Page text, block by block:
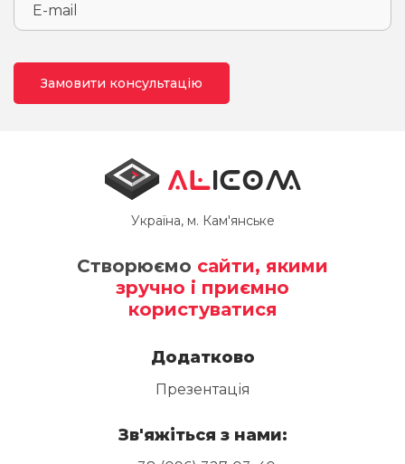
Замовити консультацію
Українa, м. Кам'янське
Створюємо сайти, якими
зручно і приємно
користуватися
Додатково
Презентація
Зв'яжіться з нами: